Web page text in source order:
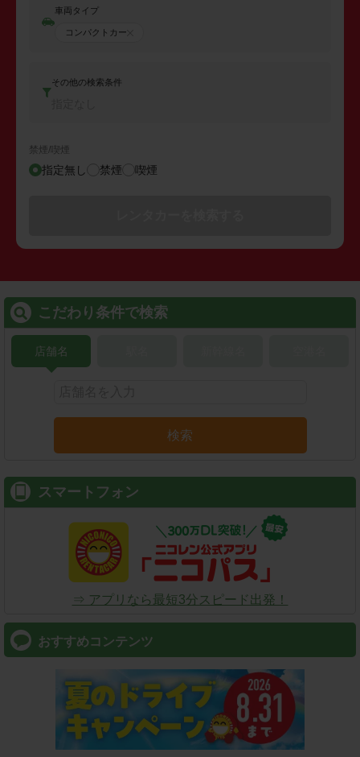
車両タイプ
コンパクトカー
その他の検索条件
禁煙/喫煙
指定無し 禁煙 喫煙
こだわり条件で検索
店舗名
検索
スマートフォン
⇒ アプリなら最短3分スピード出発！
おすすめコンテンツ